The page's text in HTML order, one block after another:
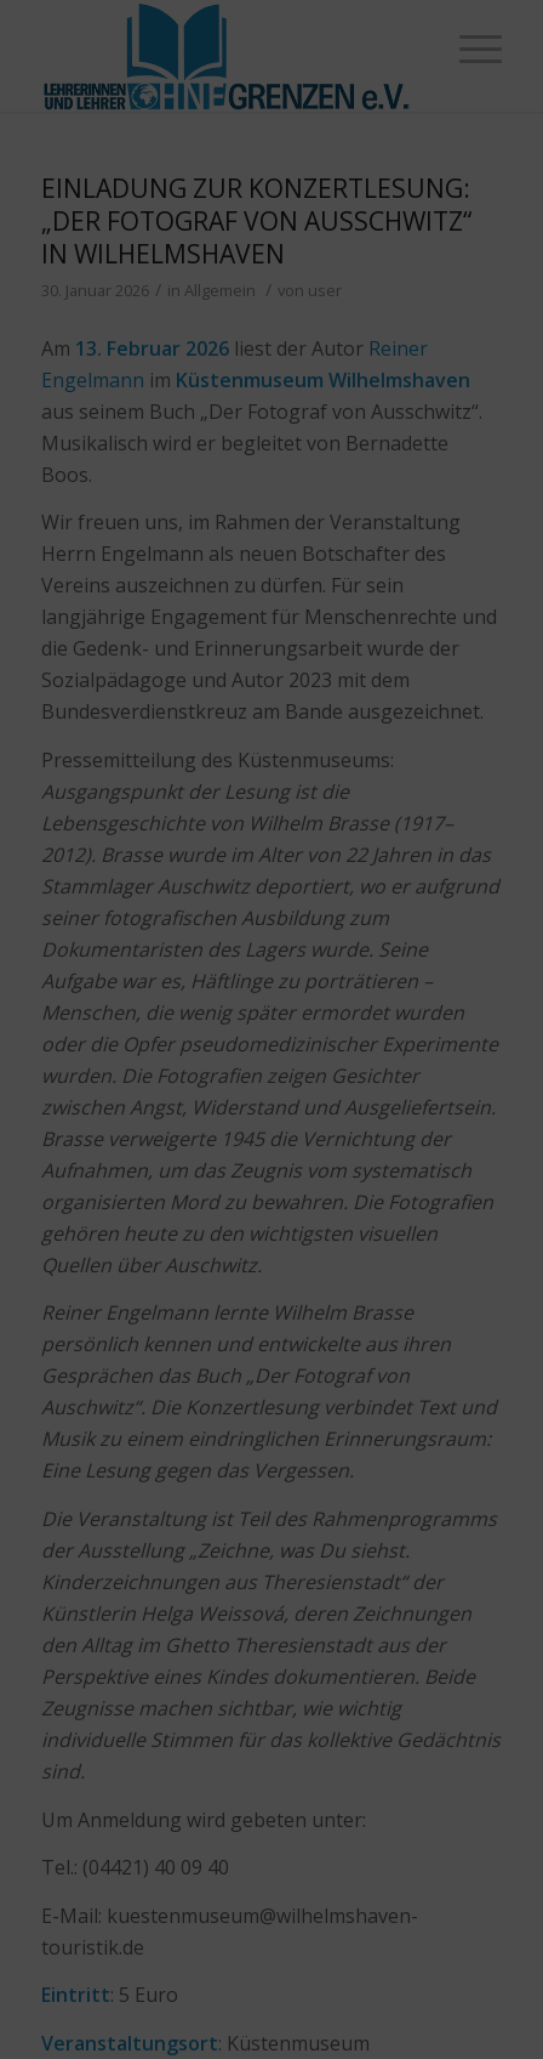
EINLADUNG ZUR KONZERTLESUNG:
„DER FOTOGRAF VON AUSSCHWITZ“
IN WILHELMSHAVEN
30. Januar 2026 / in Allgemein / von user
Am 13. Februar 2026liest der Autor Reiner
Engelmann im Küstenmuseum Wilhelmshaven
aus seinem Buch „Der Fotograf von Ausschwitz“.
Musikalisch wird er begleitet von Bernadette
Boos.
Wir freuen uns, im Rahmen der Veranstaltung
Herrn Engelmann als neuen Botschafter des
Vereins auszeichnen zu dürfen. Für sein
langjährige Engagement für Menschenrechte und
die Gedenk- und Erinnerungsarbeit wurde der
Sozialpädagoge und Autor 2023 mit dem
Bundesverdienstkreuz am Bande ausgezeichnet.
Pressemitteilung des Küstenmuseums:
Ausgangspunkt der Lesung ist die
Lebensgeschichte von Wilhelm Brasse (1917–
2012). Brasse wurde im Alter von 22 Jahren in das
Stammlager Auschwitz deportiert, wo er aufgrund
seiner fotografischen Ausbildung zum
Dokumentaristen des Lagers wurde. Seine
Aufgabe war es, Häftlinge zu porträtieren –
Menschen, die wenig später ermordet wurden
oder die Opfer pseudomedizinischer Experimente
wurden. Die Fotografien zeigen Gesichter
zwischen Angst, Widerstand und Ausgeliefertsein.
Brasse verweigerte 1945 die Vernichtung der
Aufnahmen, um das Zeugnis vom systematisch
organisierten Mord zu bewahren. Die Fotografien
gehören heute zu den wichtigsten visuellen
Quellen über Auschwitz.
Reiner Engelmann lernte Wilhelm Brasse
persönlich kennen und entwickelte aus ihren
Gesprächen das Buch „Der Fotograf von
Auschwitz“. Die Konzertlesung verbindet Text und
Musik zu einem eindringlichen Erinnerungsraum:
Eine Lesung gegen das Vergessen.
Die Veranstaltung ist Teil des Rahmenprogramms
der Ausstellung „Zeichne, was Du siehst.
Kinderzeichnungen aus Theresienstadt“ der
Künstlerin Helga Weissová, deren Zeichnungen
den Alltag im Ghetto Theresienstadt aus der
Perspektive eines Kindes dokumentieren. Beide
Zeugnisse machen sichtbar, wie wichtig
individuelle Stimmen für das kollektive Gedächtnis
sind.
Um Anmeldung wird gebeten unter:
Tel.: (04421) 40 09 40
E-Mail: kuestenmuseum@wilhelmshaven-
touristik.de
Eintritt: 5 Euro
Veranstaltungsort: Küstenmuseum